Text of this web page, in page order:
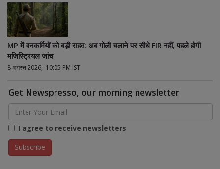
MP में वनकर्मियों को बड़ी राहत: अब गोली चलाने पर सीधे FIR नहीं, पहले होगी
मजिस्ट्रियल जांच
8 अगस्त 2026, 10:05 PM IST
Get Newspresso, our morning newsletter
I agree to receive newsletters